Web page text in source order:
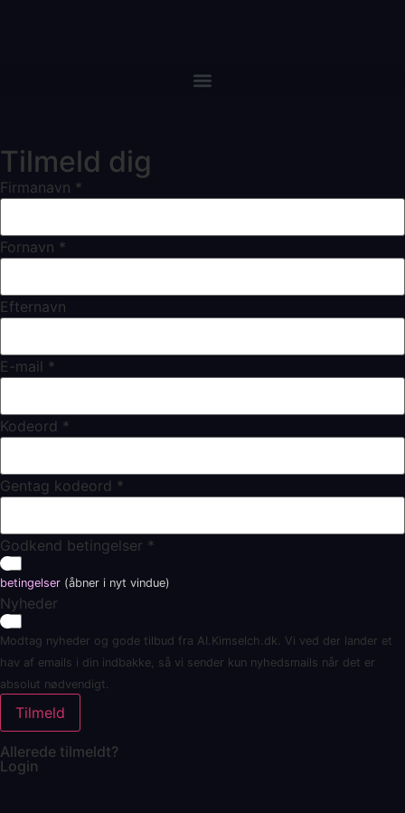
Tilmeld dig
Firmanavn *
Fornavn *
Efternavn
E-mail *
Kodeord *
Gentag kodeord *
Godkend betingelser *
betingelser (åbner i nyt vindue)
Nyheder
Modtag nyheder og gode tilbud fra AI.Kimselch.dk. Vi ved der lander et
hav af emails i din indbakke, så vi sender kun nyhedsmails når det er
absolut nødvendigt.
Tilmeld
Allerede tilmeldt?
Login